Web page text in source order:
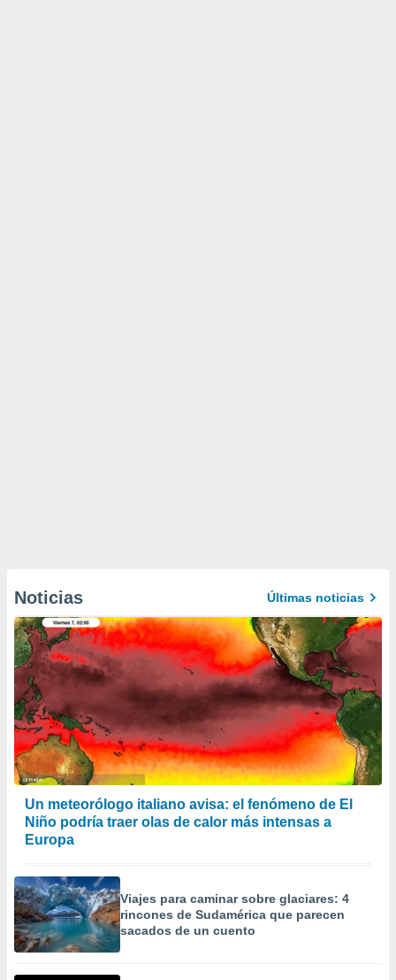
Noticias Últimas noticias
Un meteorólogo italiano avisa: el fenómeno de El
Niño podría traer olas de calor más intensas a
Europa
Viajes para caminar sobre glaciares: 4
rincones de Sudamérica que parecen
sacados de un cuento